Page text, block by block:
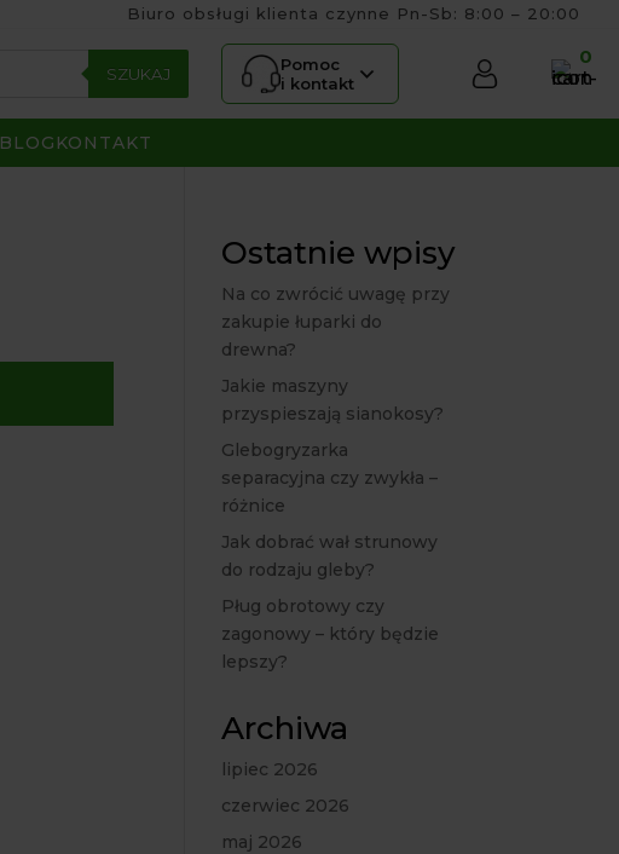
Biuro obsługi klienta czynne Pn-Sb: 8:00 – 20:00
SZUKAJ
Pomoc
i kontakt
0
BLOG KONTAKT
Ostatnie wpisy
Na co zwrócić uwagę przy
zakupie łuparki do
drewna?
Jakie maszyny
przyspieszają sianokosy?
Glebogryzarka
separacyjna czy zwykła –
różnice
Jak dobrać wał strunowy
do rodzaju gleby?
Pług obrotowy czy
zagonowy – który będzie
lepszy?
Archiwa
lipiec 2026
czerwiec 2026
maj 2026